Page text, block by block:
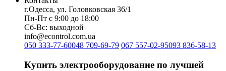
OZKA (Украина)
Phoenix Contact (Германия)
Plank Electrotechnic (Украина)
Pro'sKit (Тайвань)
PYLONTECH (Китай)
Raut (Украина)
г.Одесса, ул. Головковская 36/1
Пн-Пт с 9:00 до 18:00
Сб-Вс: выходной
info@econtrol.com.ua
050 333-77-60048 709-69-79 067 557-02-95093 836-58-13
Купить электрооборудование по лучшей